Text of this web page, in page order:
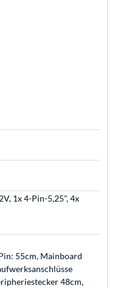
1x 4-Pin-5,25", 4x
55cm, Mainboard
48cm,